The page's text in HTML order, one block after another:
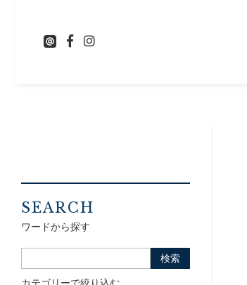
SEARCH
ワードから探す